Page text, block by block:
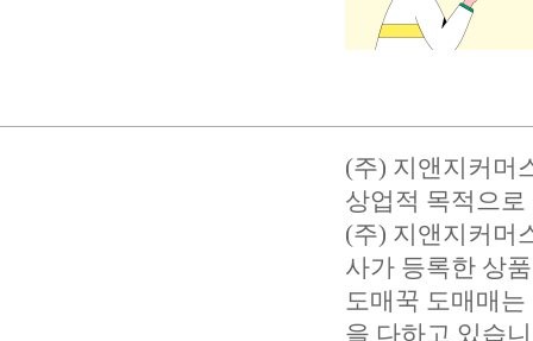
(주) 지앤지커머
상업적 목적으
(주) 지앤지커머
사가 등록한 상
도매꾹 도매매
을 다하고 있습